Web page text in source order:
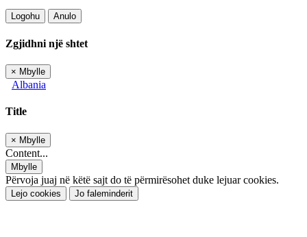
Logohu Anulo
Zgjidhni një shtet
× Mbylle
Albania
Title
× Mbylle
Content...
Mbylle
Përvoja juaj në këtë sajt do të përmirësohet duke lejuar cookies.
Lejo cookies Jo faleminderit